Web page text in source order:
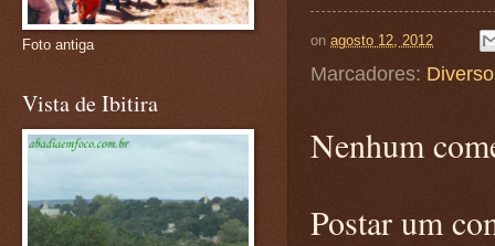
on agosto 12, 2012
Marcadores:
Nenhum
Postar um
Foto antiga
Vista de Ibitira